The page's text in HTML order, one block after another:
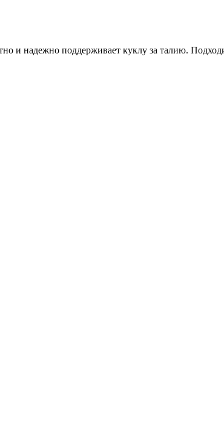
и надежно поддерживает куклу за талию.